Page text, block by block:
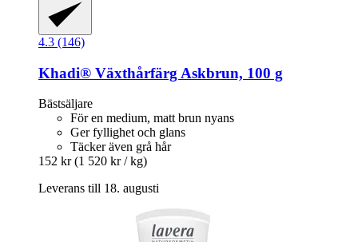
4.3 (146)
Khadi® Växthårfärg Askbrun, 100 g
Bästsäljare
För en medium, matt brun nyans
Ger fyllighet och glans
Täcker även grå hår
152 kr (1 520 kr / kg)
Leverans till 18. augusti